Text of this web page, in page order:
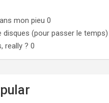
mon pieu 0
disques (pour passer le temps)
really ? 0